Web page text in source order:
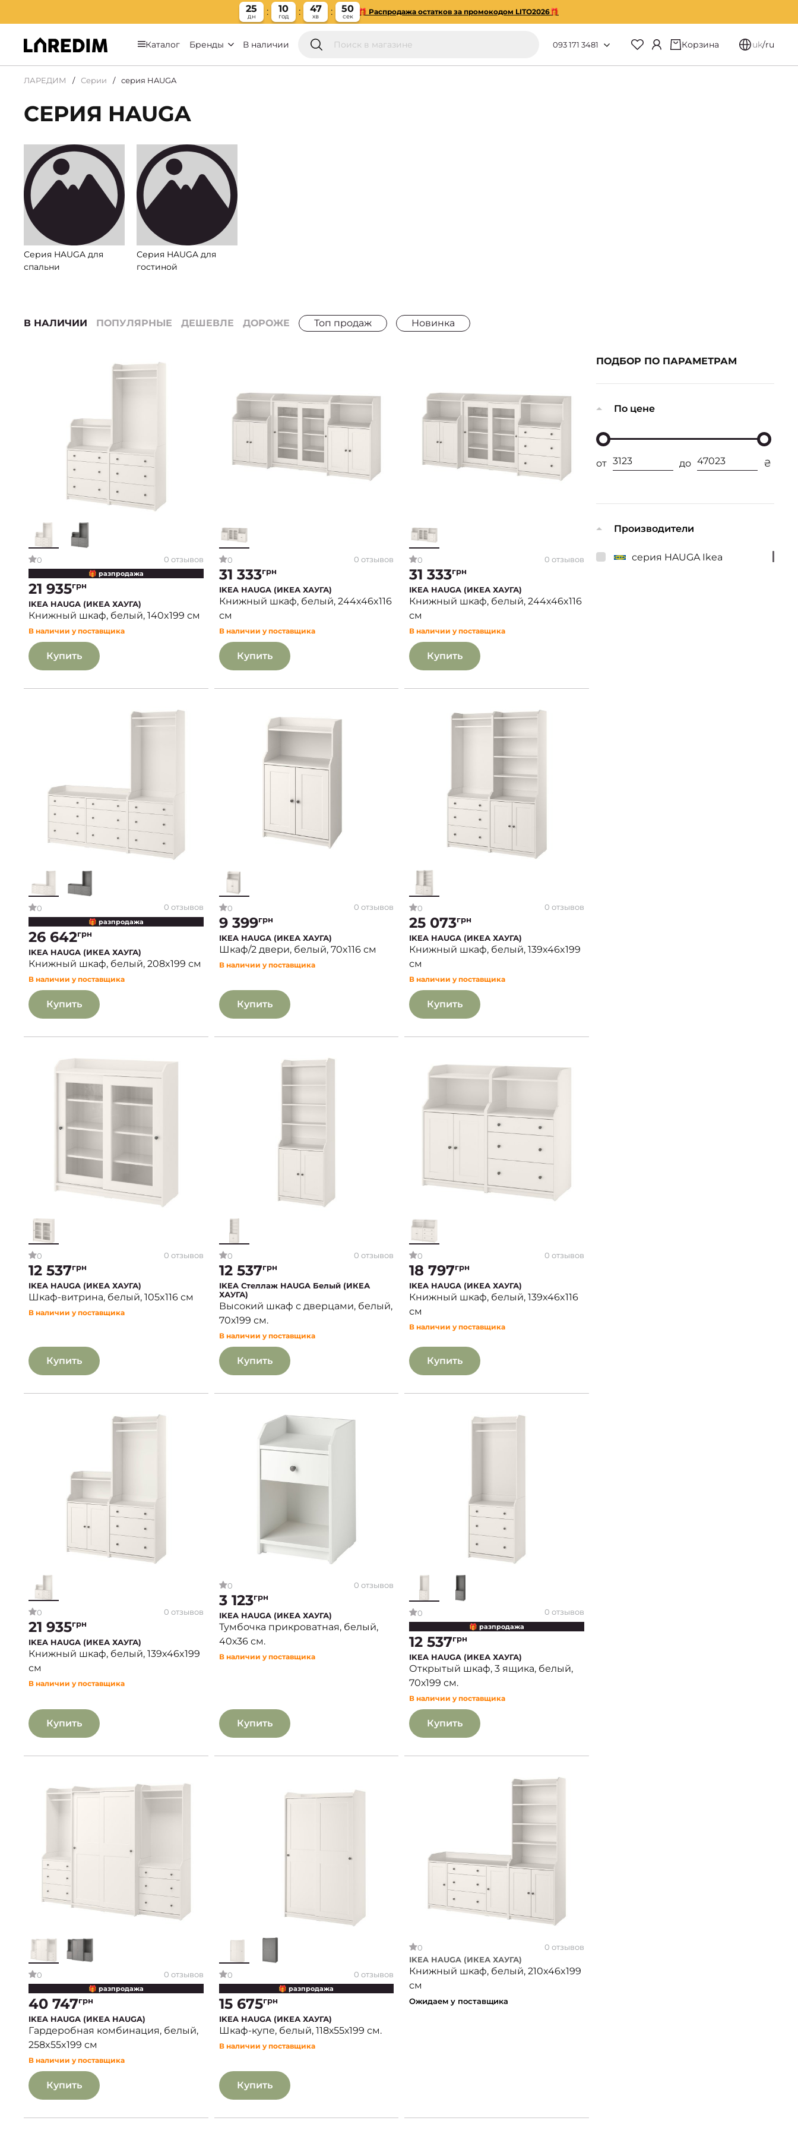
25
дн
10
год
47
хв
49
сек
🎁 Распродажа остатков за промокодом LITO2026🎁
Каталог Бренды В наличии 093 171 3481 Корзина uk/ru
ЛАРЕДИМ Серии серия HAUGA
СЕРИЯ HAUGA
Серия HAUGA для
спальни
Серия HAUGA для
гостиной
В НАЛИЧИИ ПОПУЛЯРНЫЕ ДЕШЕВЛЕ ДОРОЖЕ Топ продаж Новинка
0 0 отзывов
🎁 разпродажа
21 935грн
IKEA HAUGA (ИКЕА ХАУГА)
Книжный шкаф, белый, 140x199 см
В наличии у поставщика
Купить
0 0 отзывов
31 333грн
IKEA HAUGA (ИКЕА ХАУГА)
Книжный шкаф, белый, 244x46x116
см
В наличии у поставщика
Купить
0 0 отзывов
31 333грн
IKEA HAUGA (ИКЕА ХАУГА)
Книжный шкаф, белый, 244x46x116
см
В наличии у поставщика
Купить
0 0 отзывов
🎁 разпродажа
26 642грн
IKEA HAUGA (ИКЕА ХАУГА)
Книжный шкаф, белый, 208x199 см
В наличии у поставщика
Купить
0 0 отзывов
9 399грн
IKEA HAUGA (ИКЕА ХАУГА)
Шкаф/2 двери, белый, 70x116 см
В наличии у поставщика
Купить
0 0 отзывов
25 073грн
IKEA HAUGA (ИКЕА ХАУГА)
Книжный шкаф, белый, 139x46x199
см
В наличии у поставщика
Купить
0 0 отзывов
12 537грн
IKEA HAUGA (ИКЕА ХАУГА)
Шкаф-витрина, белый, 105x116 см
В наличии у поставщика
Купить
0 0 отзывов
12 537грн
IKEA Стеллаж HAUGA Белый (ИКЕА
ХАУГА)
Высокий шкаф с дверцами, белый,
70х199 см.
В наличии у поставщика
Купить
0 0 отзывов
18 797грн
IKEA HAUGA (ИКЕА ХАУГА)
Книжный шкаф, белый, 139x46x116
см
В наличии у поставщика
Купить
0 0 отзывов
21 935грн
IKEA HAUGA (ИКЕА ХАУГА)
Книжный шкаф, белый, 139x46x199
см
В наличии у поставщика
Купить
0 0 отзывов
3 123грн
IKEA HAUGA (ИКЕА ХАУГА)
Тумбочка прикроватная, белый,
40х36 см.
В наличии у поставщика
Купить
0 0 отзывов
🎁 разпродажа
12 537грн
IKEA HAUGA (ИКЕА ХАУГА)
Открытый шкаф, 3 ящика, белый,
70х199 см.
В наличии у поставщика
Купить
0 0 отзывов
🎁 разпродажа
40 747грн
IKEA HAUGA (ИКЕА HAUGA)
Гардеробная комбинация, белый,
258x55x199 см
В наличии у поставщика
Купить
0 0 отзывов
🎁 разпродажа
15 675грн
IKEA HAUGA (ИКЕА ХАУГА)
Шкаф-купе, белый, 118х55х199 см.
В наличии у поставщика
Купить
0
0 отзывов
IKEA HAUGA (ИКЕА ХАУГА)
Книжный шкаф, белый, 210x46x199
см
Ожидаем у поставщика
ПОДБОР ПО ПАРАМЕТРАМ
По цене
от до ₴
Производители
серия HAUGA Ikea